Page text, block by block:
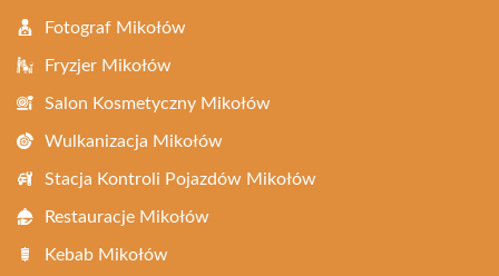
Fotograf Mikołów
Fryzjer Mikołów
Salon Kosmetyczny Mikołów
Wulkanizacja Mikołów
Stacja Kontroli Pojazdów Mikołów
Restauracje Mikołów
Kebab Mikołów